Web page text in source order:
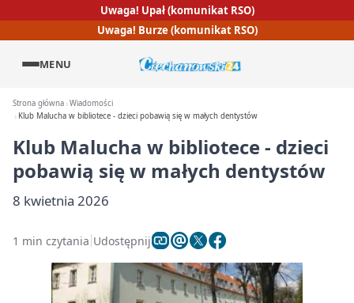
Uwaga! Upał (komunikat RSO)
Uwaga! Burze (komunikat RSO)
MENU
Strona główna Wiadomości
Klub Malucha w bibliotece - dzieci pobawią się w małych dentystów
Klub Malucha w bibliotece - dzieci
pobawią się w małych dentystów
8 kwietnia 2026
1 min czytania Udostępnij